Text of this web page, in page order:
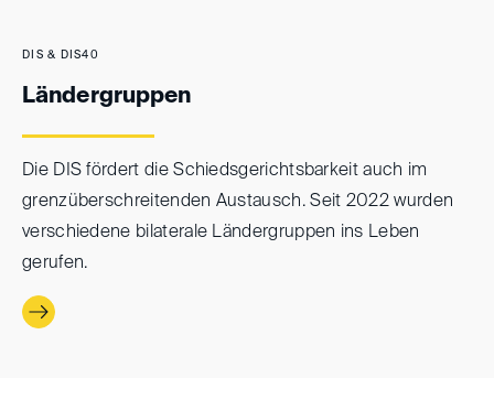
DIS & DIS40
Ländergruppen
Die DIS fördert die Schiedsgerichtsbarkeit auch im
grenzüberschreitenden Austausch. Seit 2022 wurden
verschiedene bilaterale Ländergruppen ins Leben
gerufen.